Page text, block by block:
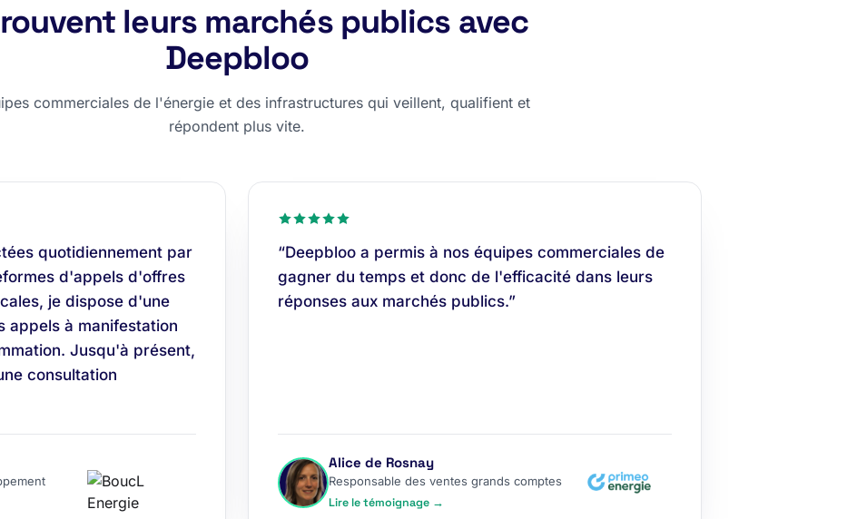
leurs marchés publics avec
Deepbloo
commerciales de l'énergie et des infrastructures qui veillent, qualifient et
répondent plus vite.
quotidiennement par
d'appels d'offres
je dispose d'une
appels à manifestation
Jusqu'à présent,
consultation
“Deepbloo a permis à nos équipes commerciales de
gagner du temps et donc de l'efficacité dans leurs
réponses aux marchés publics.”
Alice de Rosnay
Responsable des ventes grands comptes
Lire le témoignage →